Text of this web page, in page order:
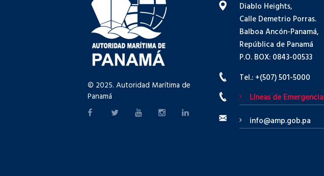
© 2025. Autoridad Marítima de
Panamá
Diablo Heights,
Calle Demetrio Porras.
Balboa Ancón-Panamá,
República de Panamá
P.O. BOX: 0843-00533
Tel.: +(507) 501-5000
Líneas de Emergencia
info@amp.gob.pa